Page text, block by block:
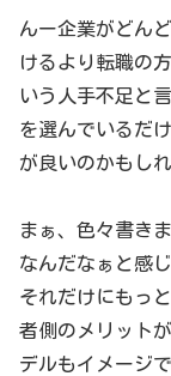
んー企業がどん
けるより転職の
いう人手不足と
を選んでいるだ
が良いのかもし
まぁ、色々書き
なんだなぁと感じ
それだけにもっ
者側のメリット
デルもイメージ